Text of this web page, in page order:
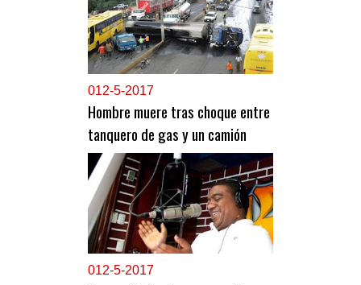
012-5-2017
Hombre muere tras choque entre
tanquero de gas y un camión
012-5-2017